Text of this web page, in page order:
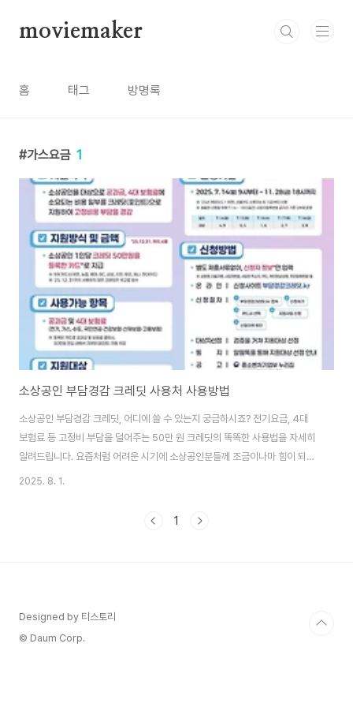
moviemaker
홈 태그 방명록
가스요금 1
소상공인 부담경감 크레딧 사용처 사용방법
소상공인 부담경감 크레딧, 어디에 쓸 수 있는지 궁금하시죠? 전기요금, 4대
보험료 등 고정비 부담을 덜어주는 50만 원 크레딧의 똑똑한 사용법을 자세히
알려드립니다. 요즘처럼 어려운 시기에 소상공인분들께 조금이나마 힘이 되어
주는 지원금 소식, 정말 반갑지 않나요? 특히 고정적으로 나가는 비용들을 줄여
것 같아요. 저도 사업하는 친구가 있는데, 이런 지원금 나올 때마다 꼭 챙겨서
2025. 8. 1.
1
Designed by 티스토리
© Daum Corp.